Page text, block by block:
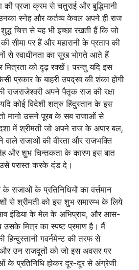
प्रजा क्रम से चतुराई और बुद्धिमानी
स्नेह और कर्तव्य केवल अपने ही राज
चित्त से यह भी इच्छा रखती हैं कि जो
सीमा पर हैं और महारानी के प्रताप की
से स्वाधीनता का सुख भोगते आते हैं
को दृढ़ रक्खें। परन्तु यदि इस
प्रकार के बाहरी उपद्रव की शंका होगी
राजराजेश्वरी अपने पैतृक राज की रक्षा
कोई विदेशी शत्रु हिंदुस्तान के इस
मानो उसने पूरब के सब राजाओं से
में श्रीमती जो अपने राज के अपार बल,
राजाओं की वीरता और राजभक्ति
और शुभ चिन्तकता के कारण इस बात
परास्त करके दंड दे।
के प्रतिनिधियों का वर्त्तमान
से श्रीमती को इस शुभ समारम्भ के लिये
आव इंडिया के मेल के अभिप्राय, और आस-
मित्र का स्पष्ट प्रमाण है। मैं
हिन्दुस्तानी गवर्नमेन्ट की तरफ से
उन राजदूतों को जो इस अवसर पर
के प्रतिनिधि होकर दूर-दूर से अंग्रेजी